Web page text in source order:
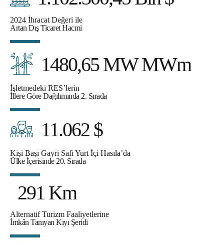
2024 İhracat Değeri ile
Artan Dış Ticaret Hacmi
1480,65 MW MWm
İşletmedeki RES’lerin
İllere Göre Dağılımında 2. Sırada
11.062 $
Kişi Başı Gayri Safi Yurt İçi Hasıla’da
Ülke İçerisinde 20. Sırada
291 Km
Alternatif Turizm Faaliyetlerine
İmkân Tanıyan Kıyı Şeridi